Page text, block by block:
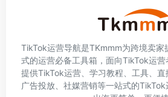
TikTok运营导航是TKmmm为跨境卖家
式的运营必备工具箱，面向TikTok运营
提供TikTok运营、学习教程、工具、直
广告投放、社媒营销等一站式的